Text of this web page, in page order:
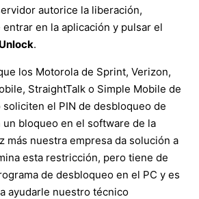
autorice la liberación,
en la aplicación y pulsar el
.
los Motorola de Sprint, Verizon,
StraightTalk o Simple Mobile de
soliciten el PIN de desbloqueo de
bloqueo en el software de la
más nuestra empresa da solución a
esta restricción, pero tiene de
de desbloqueo en el PC y es
ayudarle nuestro técnico